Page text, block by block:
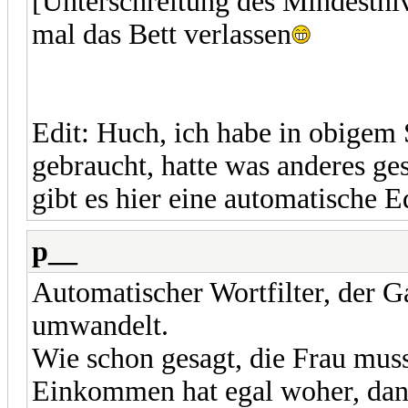
mal das Bett verlassen
Edit: Huch, ich habe in
gebraucht, hatte was anderes
gibt es hier eine automatische
p__
Automatischer Wortfilter, der
umwandelt.
Wie schon gesagt, die Frau
Einkommen hat egal woher,